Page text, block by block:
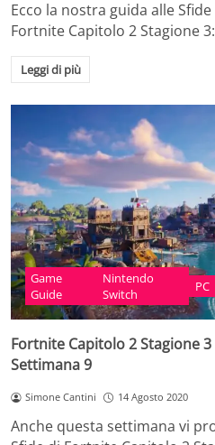
Ecco la nostra guida alle
Fortnite Capitolo 2 Stagione
Leggi di più
Game
Guide
Nintendo
Switch
PC
Fortnite Capitolo 2 Stagione
Settimana 9
Simone Cantini 14 Agosto 2020
Anche questa settimana vi